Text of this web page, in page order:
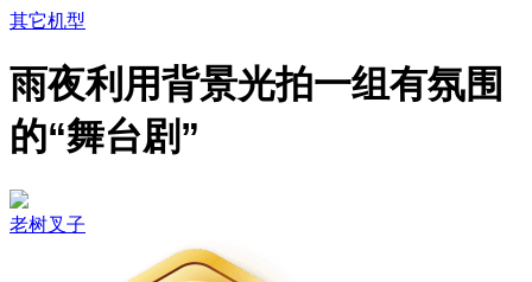
其它机型
雨夜利用背景光拍一组有氛围
的“舞台剧”
老树叉子